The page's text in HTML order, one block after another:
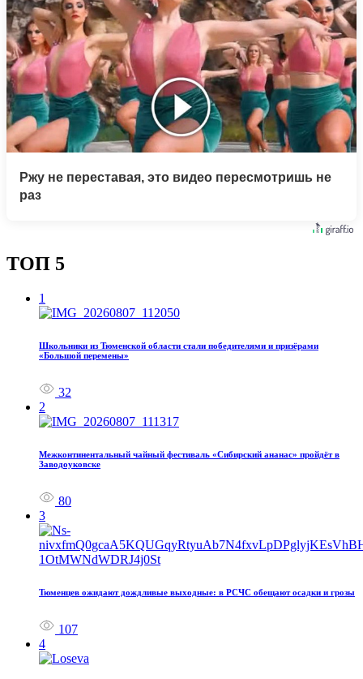
Ржу не переставая, это видео пересмотришь не
раз
ТОП 5
1
Школьники из Тюменской области стали победителями и призёрами
«Большой перемены»
32
2
Межконтинентальный чайный фестиваль «Сибирский ананас» пройдёт в
Заводоуковске
80
3
Тюменцев ожидают дождливые выходные: в РСЧС обещают осадки и грозы
107
4